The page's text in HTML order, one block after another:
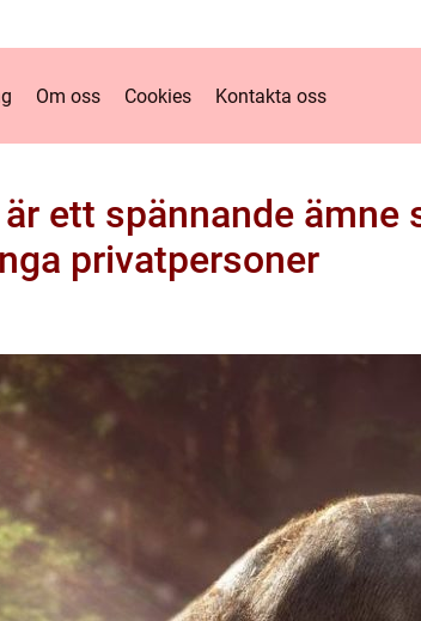
Om oss Cookies Kontakta oss
ett spännande ämne
privatpersoner